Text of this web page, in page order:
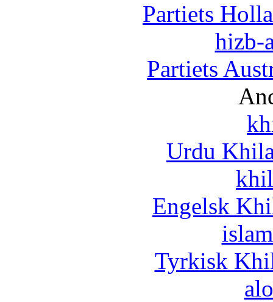
Partiets
hizb-
Partiets
Urdu
Engelsk
Tyrkisk